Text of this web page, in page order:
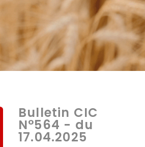
Bulletin CIC
N°564 - du
17.04.2025